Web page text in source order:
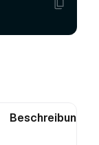
Beschreibung